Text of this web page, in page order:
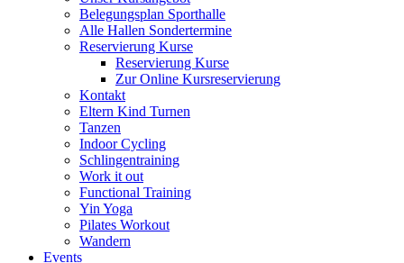
Belegungsplan Sporthalle
Alle Hallen Sondertermine
Reservierung Kurse
Reservierung Kurse
Zur Online Kursreservierung
Kontakt
Eltern Kind Turnen
Tanzen
Indoor Cycling
Schlingentraining
Work it out
Functional Training
Yin Yoga
Pilates Workout
Wandern
Events